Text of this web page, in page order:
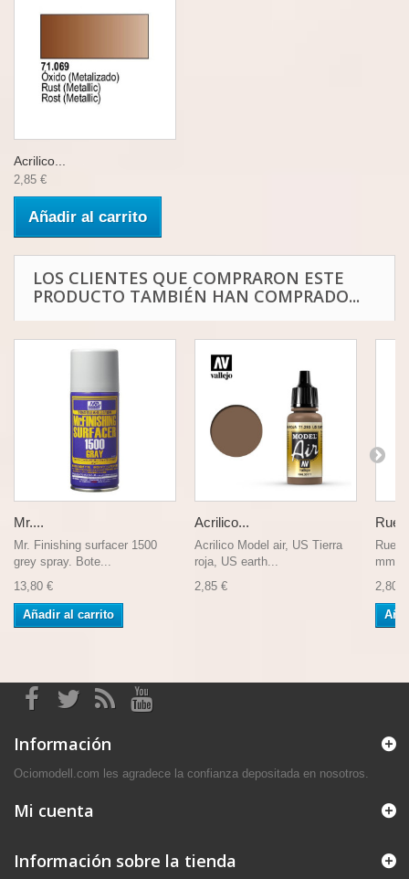
Acrilico...
2,85 €
Añadir al carrito
LOS CLIENTES QUE COMPRARON ESTE
PRODUCTO TAMBIÉN HAN COMPRADO...
Mr....
Mr. Finishing surfacer 1500
grey spray. Bote...
13,80 €
Añadir al carrito
Acrilico...
Acrilico Model air, US Tierra
roja, US earth...
2,85 €
mm.
2,80 €
Información
Ociomodell.com les agradece la confianza depositada en nosotros.
Mi cuenta
Información sobre la tienda